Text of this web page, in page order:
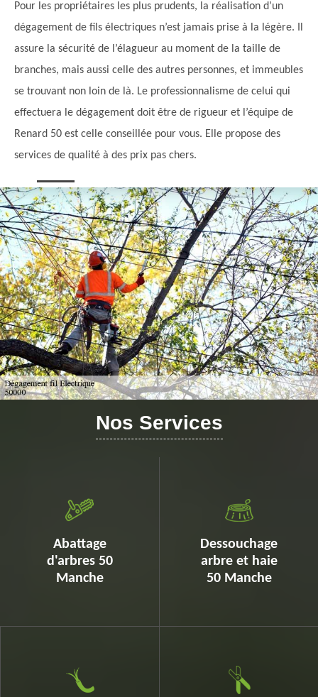
Pour les propriétaires les plus prudents, la réalisation d’un
dégagement de fils électriques n’est jamais prise à la légère. Il
assure la sécurité de l’élagueur au moment de la taille de
branches, mais aussi celle des autres personnes, et immeubles
se trouvant non loin de là. Le professionnalisme de celui qui
effectuera le dégagement doit être de rigueur et l’équipe de
Renard 50 est celle conseillée pour vous. Elle propose des
services de qualité à des prix pas chers.
Nos Services
Abattage
d'arbres 50
Manche
Dessouchage
arbre et haie
50 Manche